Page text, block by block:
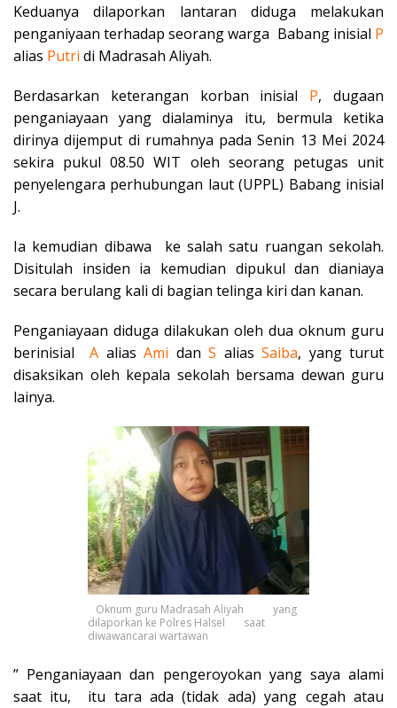
Keduanya dilaporkan lantaran diduga melakukan
penganiyaan terhadap seorang warga Babang inisial P
alias Putri di Madrasah Aliyah.
Berdasarkan keterangan korban inisial P, dugaan
penganiayaan yang dialaminya itu, bermula ketika
dirinya dijemput di rumahnya pada Senin 13 Mei 2024
sekira pukul 08.50 WIT oleh seorang petugas unit
penyelengara perhubungan laut (UPPL) Babang inisial
J.
Ia kemudian dibawa ke salah satu ruangan sekolah.
Disitulah insiden ia kemudian dipukul dan dianiaya
secara berulang kali di bagian telinga kiri dan kanan.
Penganiayaan diduga dilakukan oleh dua oknum guru
berinisial A alias Ami dan S alias Saiba, yang turut
disaksikan oleh kepala sekolah bersama dewan guru
lainya.
Oknum guru Madrasah Aliyah yang
dilaporkan ke Polres Halsel saat
diwawancarai wartawan
” Penganiayaan dan pengeroyokan yang saya alami
saat itu, itu tara ada (tidak ada) yang cegah atau